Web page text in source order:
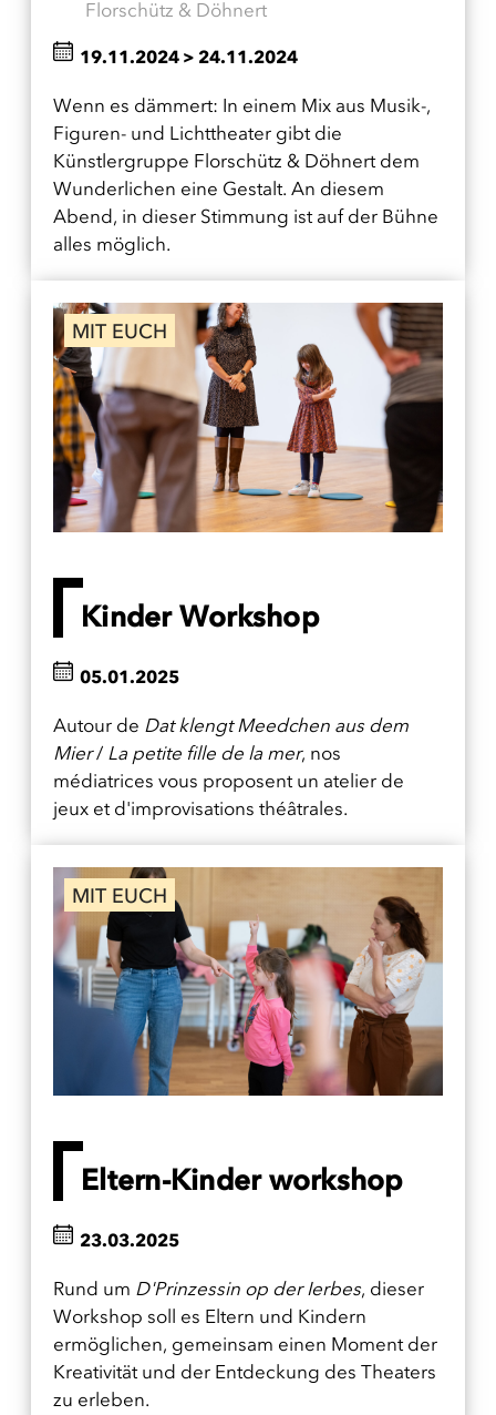
Florschütz & Döhnert
Wenn es dämmert: In einem Mix aus Musik-,
Figuren- und Lichttheater gibt die
Künstlergruppe Florschütz & Döhnert dem
Wunderlichen eine Gestalt. An diesem
Abend, in dieser Stimmung ist auf der Bühne
alles möglich.
19.11.2024 > 24.11.2024
MIT EUCH
Kinder Workshop
Autour de Dat klengt Meedchen aus dem
Mier/ La petite fille de la mer, nos
médiatrices vous proposent un atelier de
jeux et d'improvisations théâtrales.
05.01.2025
MIT EUCH
Eltern-Kinder workshop
Rund um D'Prinzessin op der Ierbes, dieser
Workshop soll es Eltern und Kindern
ermöglichen, gemeinsam einen Moment der
Kreativität und der Entdeckung des Theaters
zu erleben.
23.03.2025